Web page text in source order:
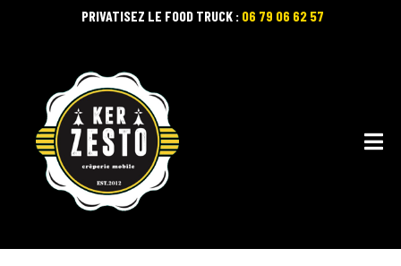
PRIVATISEZ LE FOOD TRUCK : 06 79 06 62 57